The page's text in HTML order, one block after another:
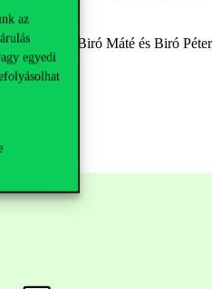
az
egyedi
, Ráti József, Biró Máté és Biró